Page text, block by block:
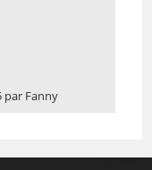
par Fanny